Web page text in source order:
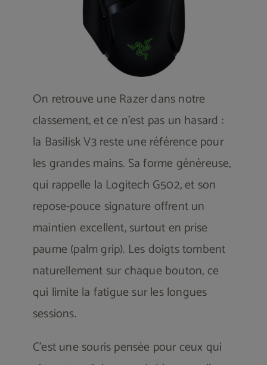
On retrouve une Razer dans notre
classement, et ce n’est pas un hasard :
la Basilisk V3 reste une référence pour
les grandes mains. Sa forme généreuse,
qui rappelle la Logitech G502, et son
repose-pouce signature offrent un
maintien excellent, surtout en prise
paume (palm grip). Les doigts tombent
naturellement sur chaque bouton, ce
qui limite la fatigue sur les longues
sessions.
C’est une souris pensée pour ceux qui